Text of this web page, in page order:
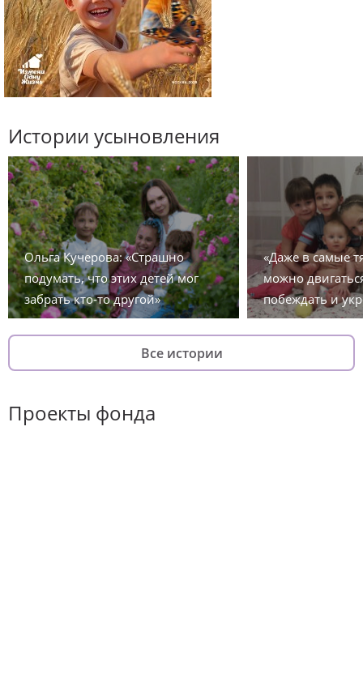
Истории усыновления
Ольга Кучерова: «Страшно
подумать, что этих детей мог
забрать кто-то другой»
«Даже в самые
можно
побеждать и
Все истории
Проекты фонда